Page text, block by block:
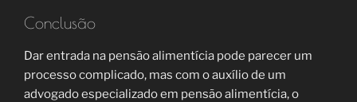
Conclusão
Dar entrada na pensão alimentícia pode parecer um
processo complicado, mas com o auxílio de um
advogado especializado em pensão alimentícia, o